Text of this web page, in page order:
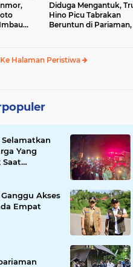
Diduga Mengantuk,
Hino Picu Tabrakan
Beruntun di Pariaman,
Ke Halaman Peristiwa
Yang
Saat
Akses
Empat